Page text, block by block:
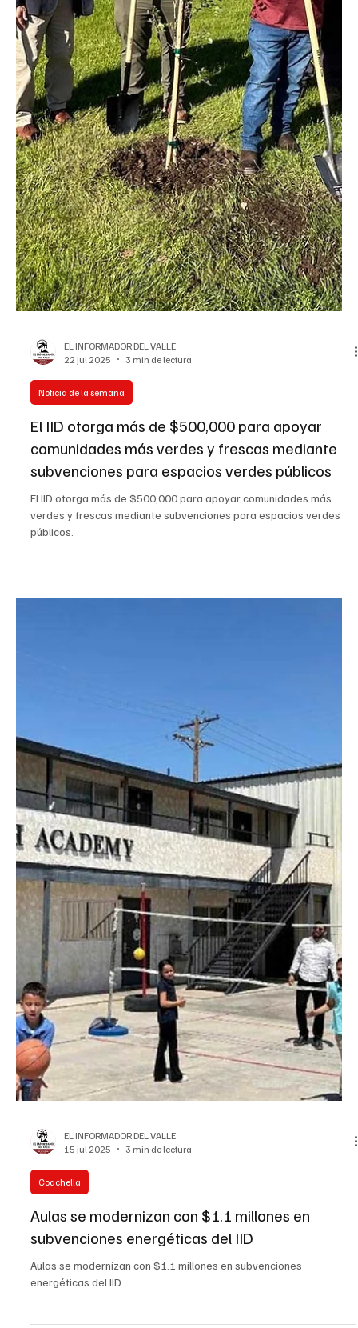
EL INFORMADOR DEL VALLE
22 jul 2025
3 min de lectura
Noticia de la semana
El IID otorga más de $500,000 para apoyar
comunidades más verdes y frescas mediante
subvenciones para espacios verdes públicos
El IID otorga más de $500,000 para apoyar comunidades más
verdes y frescas mediante subvenciones para espacios verdes
públicos.